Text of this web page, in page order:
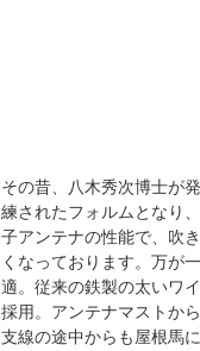
その昔、八木秀次博士が
練されたフォルムとなり
子アンテナの性能で、吹
くなっております。万が
適。従来の鉄製の太いワ
採用。アンテナマストか
支線の途中からも屋根馬